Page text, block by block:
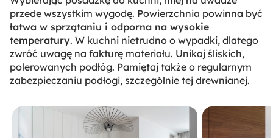
przede wszystkim wygodę. Powierzchnia powinna być
łatwa w sprzątaniu i odporna na wysokie
temperatury. W kuchni nietrudno o wypadki, dlatego
zwróć uwagę na fakturę materiału. Unikaj śliskich,
polerowanych podłóg. Pamiętaj także o regularnym
zabezpieczaniu podłogi, szczególnie tej drewnianej.